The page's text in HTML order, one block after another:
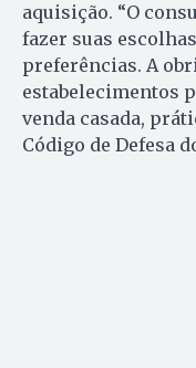
aquisição. “O
fazer suas
preferências. A
estabelecimentos
venda casada,
Código de Defesa